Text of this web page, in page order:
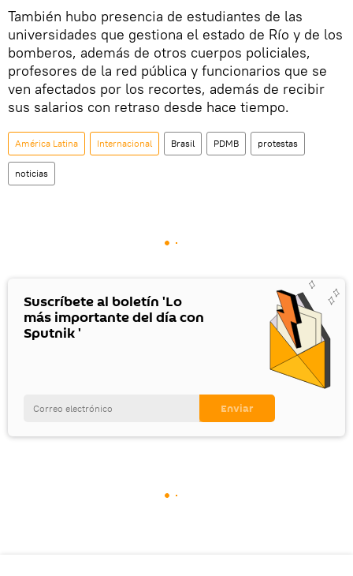
También hubo presencia de estudiantes de las
universidades que gestiona el estado de Río y de los
bomberos, además de otros cuerpos policiales,
profesores de la red pública y funcionarios que se
ven afectados por los recortes, además de recibir
sus salarios con retraso desde hace tiempo.
América Latina Internacional Brasil PDMB protestas
noticias
Suscríbete al boletín 'Lo
más importante del día con
Sputnik '